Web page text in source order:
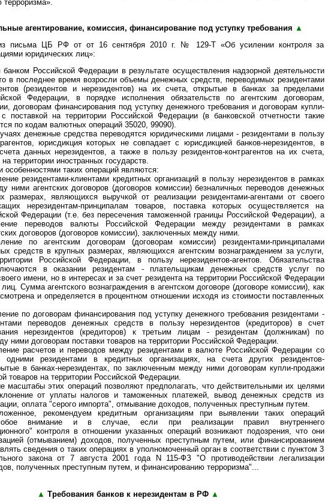
агентирование, комиссия, финансирование под уступку требования ▲
из письма ЦБ РФ от от 16 сентября 2010 г. № 129-Т «Об усилении контроля за
юридических лиц»:
Российской Федерации в результате осуществления надзорной деятельности
в последнее время возросли объемы денежных средств, переводимых резидентами
(резидентов и нерезидентов) на их счета, открытые в банках за пределами
Федерации, в порядке исполнения обязательств по агентским договорам,
договорам финансирования под уступку денежного требования и договорам купли-
поставкой на территории Российской Федерации (в банковской отчетности такие
по кодам валютных операций 35020, 99090).
денежные средства переводятся юридическими лицами - резидентами в пользу
юрисдикция которых не совпадает с юрисдикцией банков-нерезидентов, в
данных нерезидентов, а также в пользу резидентов-контрагентов на их счета,
территории иностранных государств.
особенностями таких операций являются:
резидентами-клиентами кредитных организаций в пользу нерезидентов в рамках
ними агентских договоров (договоров комиссии) безналичных переводов денежных
размерах, являющихся выручкой от реализации резидентами-агентами от своего
нерезидентам-принципалам товаров, поставка которых осуществляется на
Федерации (т.е. без пересечения таможенной границы Российской Федерации), а
переводов валюты Российской Федерации между резидентами в рамках
договоров (договоров комиссии), заключенных между ними.
по агентским договорам (договорам комиссии) резидентами-принципалами
средств в крупных размерах, являющихся агентским вознаграждением за услуги,
Российской Федерации, в пользу нерезидентов-агентов. Обязательства
в оказании резидентам - плательщикам денежных средств услуг по
имени, но в интересах и за счет резидента на территории Российской Федерации
Сумма агентского вознаграждения в агентском договоре (договоре комиссии), как
и определяется в процентном отношении исходя из стоимости поставленных
по договорам финансирования под уступку денежного требования резидентами -
переводов денежных средств в пользу нерезидентов (кредиторов) в счет
нерезидентов (кредиторов) к третьим лицам - резидентам (должникам) по
ними договорам поставки товаров на территории Российской Федерации.
расчетов и переводов между резидентами в валюте Российской Федерации со
одними резидентами в кредитных организациях, на счета других резидентов-
в банках-нерезидентах, по заключенным между ними договорам купли-продажи
товаров на территории Российской Федерации.
масштабы этих операций позволяют предполагать, что действительными их целями
от уплаты налогов и таможенных платежей, вывод денежных средств из
оплата "серого импорта", отмывание доходов, полученных преступным путем.
рекомендуем кредитным организациям при выявлении таких операций
внимание и в случае, если при реализации правил внутреннего
контроля в отношении указанных операций возникают подозрения, что они
(отмыванием) доходов, полученных преступным путем, или финансированием
сведения о таких операциях в уполномоченный орган в соответствии с пунктом 3
закона от 7 августа 2001 года N 115-ФЗ "О противодействии легализации
полученных преступным путем, и финансированию терроризма"...
▲ Требования банков к нерезидентам в РФ ▲